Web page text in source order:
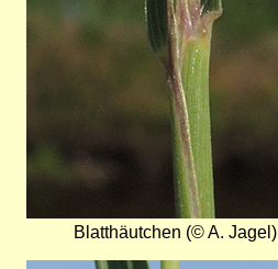
Blatthäutchen (© A. Jagel)